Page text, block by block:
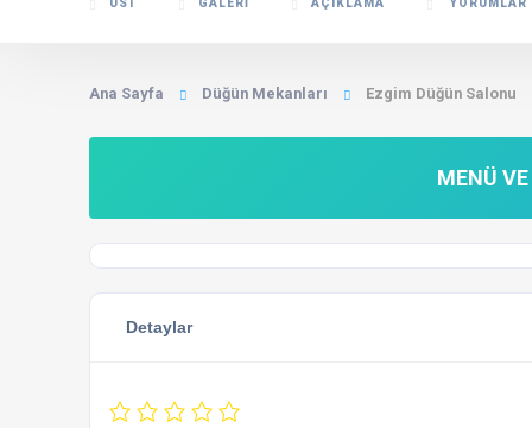
ÜST GALERI AÇIKLAMA YORUMLAR
Ana Sayfa Düğün Mekanları Ezgim Düğün Salonu
MENÜ
Detaylar